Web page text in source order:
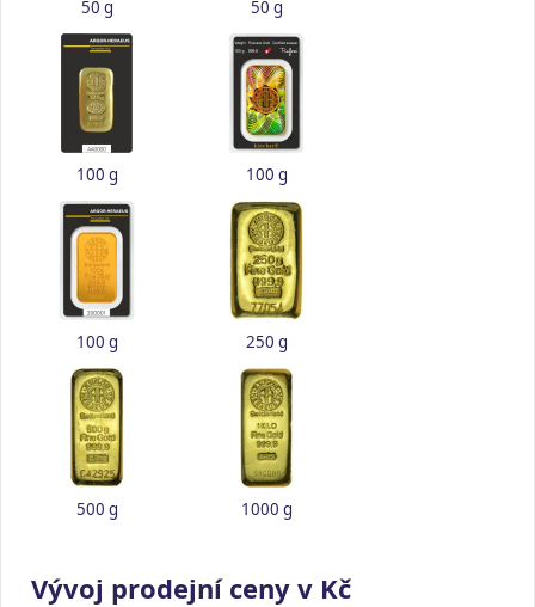
50 g 50 g
100 g 100 g
100 g 250 g
500 g 1000 g
Vývoj prodejní ceny v Kč